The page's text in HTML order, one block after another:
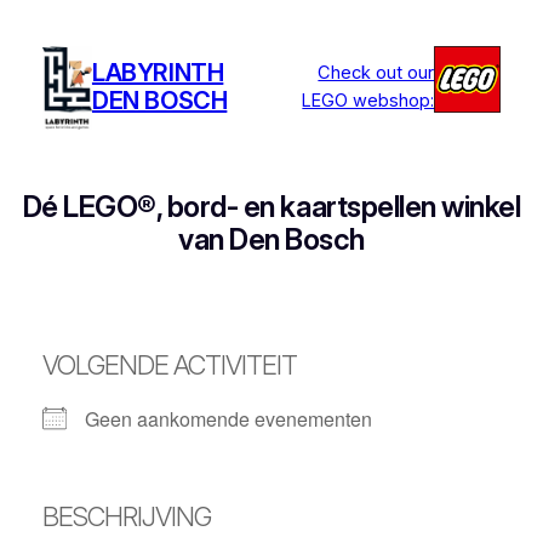
naar
inhoud
LABYRINTH
DEN BOSCH
Check out our
LEGO webshop:
Dé LEGO®, bord- en kaartspellen winkel
van Den Bosch
VOLGENDE ACTIVITEIT
Geen aankomende evenementen
BESCHRIJVING